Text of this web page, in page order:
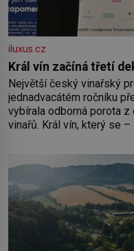
iluxus.cz
Král vín začíná třetí
Největší český vinařský
jednadvacátém ročníku
vybírala odborná porota
vinařů. Král vín, který se